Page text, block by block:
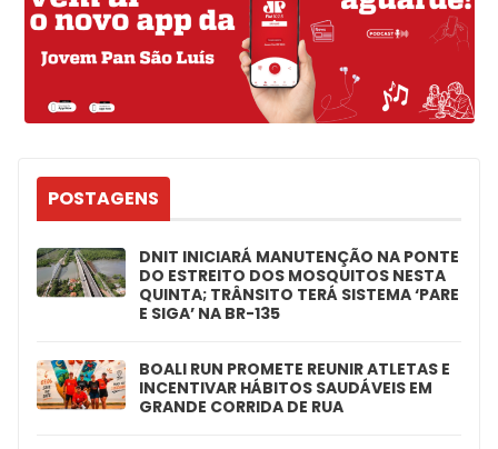
POSTAGENS
DNIT INICIARÁ MANUTENÇÃO NA PONTE
DO ESTREITO DOS MOSQUITOS NESTA
QUINTA; TRÂNSITO TERÁ SISTEMA ‘PARE
E SIGA’ NA BR-135
BOALI RUN PROMETE REUNIR ATLETAS E
INCENTIVAR HÁBITOS SAUDÁVEIS EM
GRANDE CORRIDA DE RUA